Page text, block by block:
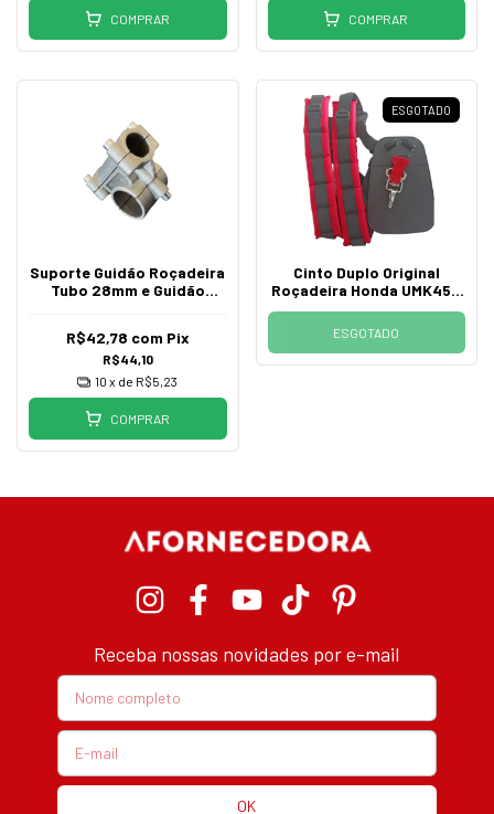
COMPRAR COMPRAR
Suporte Guidão Roçadeira
Tubo 28mm e Guidão
R$44,10
R$42,78 com Pix
10 x de R$5,23
COMPRAR
ESGOTADO
Cinto Duplo Original
Roçadeira Honda UMK450
435 425
ESGOTADO
Receba nossas novidades por e-mail